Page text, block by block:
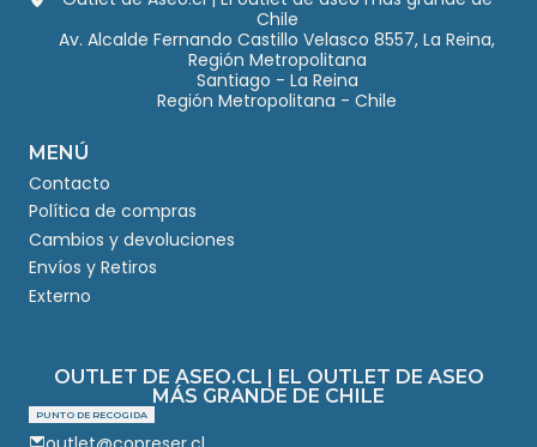
Chile
Av. Alcalde Fernando Castillo Velasco 8557, La Reina,
Región Metropolitana
Santiago - La Reina
Región Metropolitana - Chile
MENÚ
Contacto
Política de compras
Cambios y devoluciones
Envíos y Retiros
Externo
OUTLET DE ASEO.CL | EL OUTLET DE ASEO
MÁS GRANDE DE CHILE
PUNTO DE RECOGIDA